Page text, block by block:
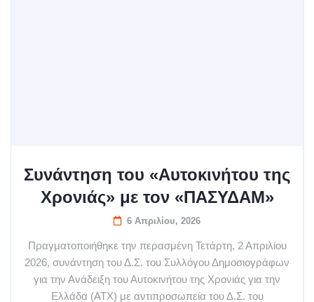
Συνάντηση του «Αυτοκινήτου της
Χρονιάς» με τον «ΠΑΣΥΔΑΜ»
6 Απριλίου, 2026
Πραγματοποιήθηκε την περασμένη Τετάρτη, 2 Απριλίου
2026, συνάντηση του Δ.Σ. του Συλλόγου Δημοσιογράφων
για την Ανάδειξη του Αυτοκινήτου της Χρονιάς για την
Ελλάδα (ΑΤΧ) με αντιπροσωπεία του Δ.Σ. του